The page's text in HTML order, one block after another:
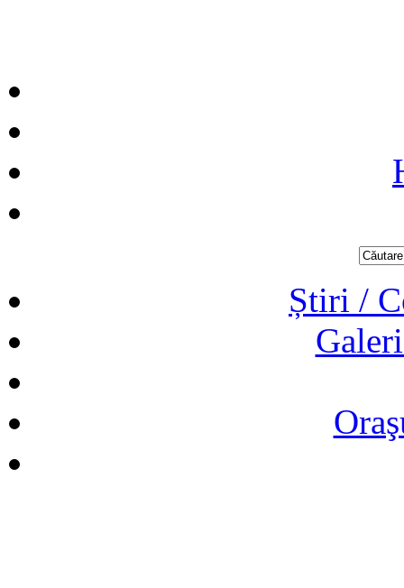
Știri /